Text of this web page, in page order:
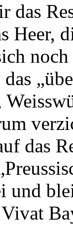
das
Heer,
das
und